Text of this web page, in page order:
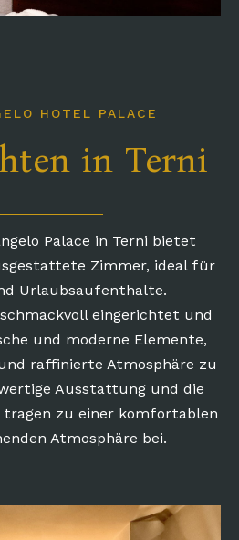
HOTEL PALACE
in Terni
Palace in Terni bietet
Zimmer, ideal für
Urlaubsaufenthalte.
eingerichtet und
und moderne Elemente,
raffinierte Atmosphäre zu
Ausstattung und die
zu einer komfortablen
Atmosphäre bei.